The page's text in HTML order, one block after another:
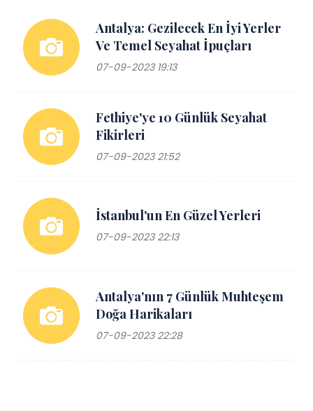
Antalya: Gezilecek En İyi Yerler
Ve Temel Seyahat İpuçları
07-09-2023 19:13
Fethiye'ye 10 Günlük Seyahat
Fikirleri
07-09-2023 21:52
İstanbul'un En Güzel Yerleri
07-09-2023 22:13
Antalya'nın 7 Günlük Muhteşem
Doğa Harikaları
07-09-2023 22:28